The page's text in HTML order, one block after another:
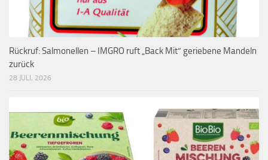
Rückruf: Salmonellen – IMGRO ruft „Back Mit“ geriebene Mandeln
zurück
28 JULI, 2026